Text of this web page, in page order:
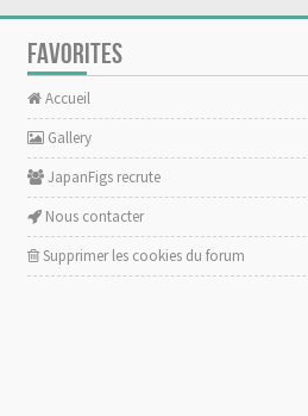
FAVORITES
Accueil
Gallery
JapanFigs recrute
Nous contacter
Supprimer les cookies du forum